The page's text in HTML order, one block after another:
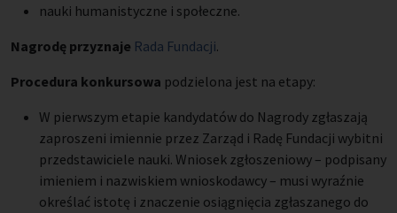
nauki humanistyczne i społeczne.
Nagrodę przyznaje Rada Fundacji.
Procedura konkursowa podzielona jest na etapy:
W pierwszym etapie kandydatów do Nagrody zgłaszają
zaproszeni imiennie przez Zarząd i Radę Fundacji wybitni
przedstawiciele nauki. Wniosek zgłoszeniowy – podpisany
imieniem i nazwiskiem wnioskodawcy – musi wyraźnie
określać istotę i znaczenie osiągnięcia zgłaszanego do